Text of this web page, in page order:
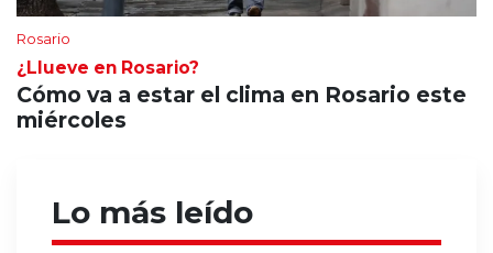
Rosario
¿Llueve en Rosario?
Cómo va a estar el clima en Rosario este
miércoles
Lo más leído